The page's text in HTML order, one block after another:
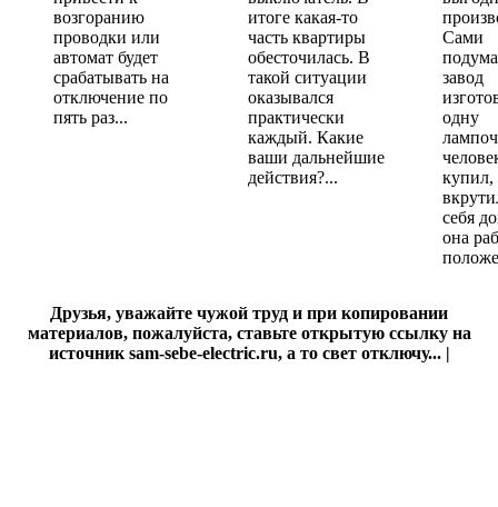
возгоранию
проводки или
автомат будет
срабатывать на
отключение по
пять раз...
итоге какая-то
часть квартиры
обесточилась. В
такой ситуации
оказывался
практически
каждый. Какие
ваши дальнейшие
действия?...
Сами
завод
одну
купил,
себя
она
Друзья, уважайте чужой труд и при копировании
материалов, пожалуйста, ставьте открытую ссылку на
источник sam-sebe-electric.ru, а то свет отключу... |